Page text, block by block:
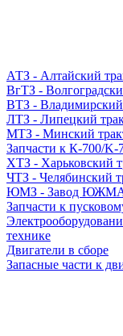
АТЗ - Алтайский
ВгТЗ -
ВТЗ - Владимирский
ЛТЗ - Липецкий
МТЗ - Минский
Запчасти к К-700/K-
ХТЗ - Харьковский
ЧТЗ - Челябинский
ЮМЗ - Завод
Запчасти к
технике
Двигатели в сборе
Запасные части к